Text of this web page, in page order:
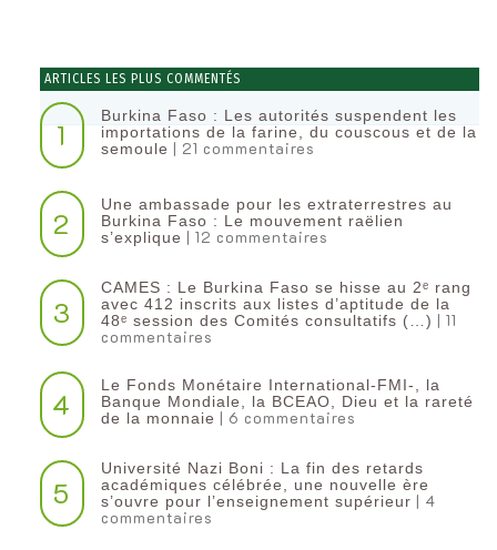
ARTICLES LES PLUS COMMENTÉS
1
Burkina Faso : Les autorités suspendent les
importations de la farine, du couscous et de la
semoule | 21 commentaires
2
Une ambassade pour les extraterrestres au
Burkina Faso : Le mouvement raëlien
s’explique | 12 commentaires
3
CAMES : Le Burkina Faso se hisse au 2ᵉ rang
avec 412 inscrits aux listes d’aptitude de la
48ᵉ session des Comités consultatifs (…) | 11
commentaires
4
Le Fonds Monétaire International-FMI-, la
Banque Mondiale, la BCEAO, Dieu et la rareté
de la monnaie | 6 commentaires
5
Université Nazi Boni : La fin des retards
académiques célébrée, une nouvelle ère
s’ouvre pour l’enseignement supérieur | 4
commentaires